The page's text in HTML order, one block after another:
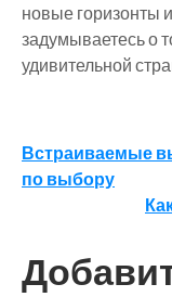
новые горизонты
задумываетесь о
удивительной
по
Встраиваемые
по выбору